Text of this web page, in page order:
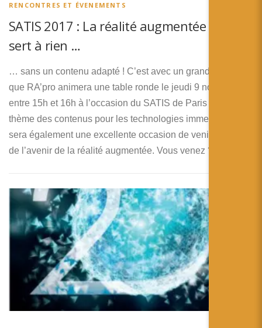
RENCONTRES ET ÉVENEMENTS
SATIS 2017 : La réalité augmentée cela ne
sert à rien …
… sans un contenu adapté ! C’est avec un grand plaisir
que RA’pro animera une table ronde le jeudi 9 novembre
entre 15h et 16h à l’occasion du SATIS de Paris sur le
thème des contenus pour les technologies immersives.Ce
sera également une excellente occasion de venir discuter
de l’avenir de la réalité augmentée. Vous venez ?